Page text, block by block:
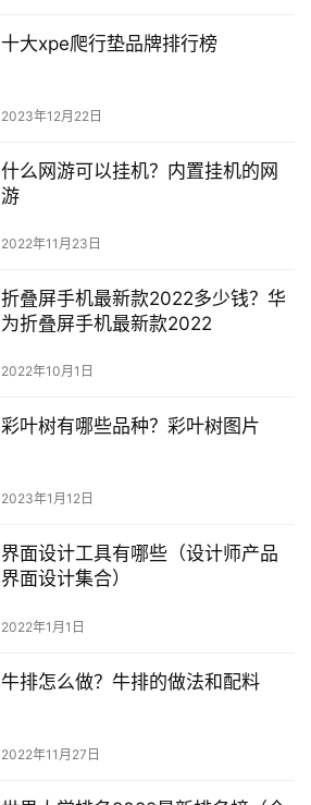
十大xpe爬行垫品牌排行榜
2023年12月22日
什么网游可以挂机？内置挂机的网
游
2022年11月23日
折叠屏手机最新款2022多少钱？华
为折叠屏手机最新款2022
2022年10月1日
彩叶树有哪些品种？彩叶树图片
2023年1月12日
界面设计工具有哪些（设计师产品
界面设计集合）
2022年1月1日
牛排怎么做？牛排的做法和配料
2022年11月27日